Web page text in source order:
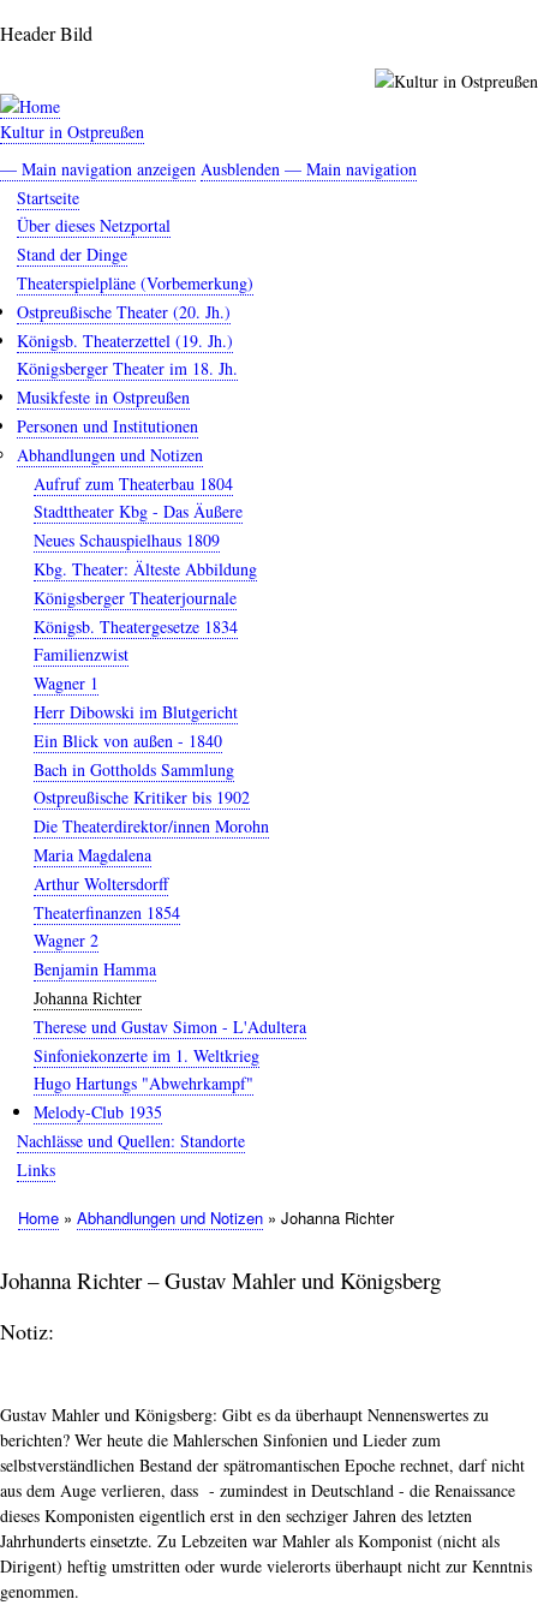
Direkt
Header Bild
Kultur in Ostpreußen
Main
navigation
— Main navigation anzeigen Ausblenden — Main navigation
Startseite
Über dieses Netzportal
Stand der Dinge
Theaterspielpläne (Vorbemerkung)
Ostpreußische Theater (20. Jh.)
Königsb. Theaterzettel (19. Jh.)
Königsberger Theater im 18. Jh.
Musikfeste in Ostpreußen
Personen und Institutionen
Abhandlungen und Notizen
Aufruf zum Theaterbau 1804
Stadttheater Kbg - Das Äußere
Neues Schauspielhaus 1809
Kbg. Theater: Älteste Abbildung
Königsberger Theaterjournale
Königsb. Theatergesetze 1834
Familienzwist
Wagner 1
Herr Dibowski im Blutgericht
Ein Blick von außen - 1840
Bach in Gottholds Sammlung
Ostpreußische Kritiker bis 1902
Die Theaterdirektor/innen Morohn
Maria Magdalena
Arthur Woltersdorff
Theaterfinanzen 1854
Wagner 2
Benjamin Hamma
Johanna Richter
Therese und Gustav Simon - L'Adultera
Sinfoniekonzerte im 1. Weltkrieg
Hugo Hartungs "Abwehrkampf"
Melody-Club 1935
Nachlässe und Quellen: Standorte
Links
Pfadnavigation
Home Abhandlungen und Notizen Johanna Richter
Johanna Richter – Gustav Mahler und Königsberg
Notiz:
Gustav Mahler und Königsberg: Gibt es da überhaupt Nennenswertes zu
berichten? Wer heute die Mahlerschen Sinfonien und Lieder zum
selbstverständlichen Bestand der spätromantischen Epoche rechnet, darf nicht
aus dem Auge verlieren, dass - zumindest in Deutschland - die Renaissance
dieses Komponisten eigentlich erst in den sechziger Jahren des letzten
Jahrhunderts einsetzte. Zu Lebzeiten war Mahler als Komponist (nicht als
Dirigent) heftig umstritten oder wurde vielerorts überhaupt nicht zur Kenntnis
genommen.